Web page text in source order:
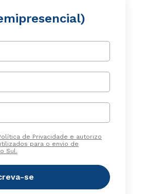
de Privacidade e autorizo
para o envio de
Sul.
se